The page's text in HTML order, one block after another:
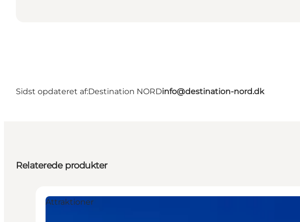
Sidst opdateret af:Destination NORDinfo@destination-nord.dk
Relaterede produkter
Attraktioner